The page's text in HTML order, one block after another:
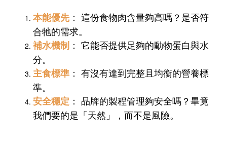
本能優先： 這份食物肉含量夠高嗎？是否符
合牠的需求。
補水機制 ： 它能否提供足夠的動物蛋白與水
分。
主食標準 ： 有沒有達到完整且均衡的營養標
準。
安全穩定 ： 品牌的製程管理夠安全嗎？畢竟
我們要的是「天然」，而不是風險。